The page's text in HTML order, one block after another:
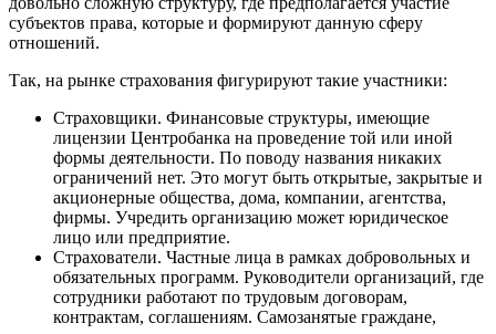
субъектов права, которые и формируют данную сферу
отношений.
Так, на рынке страхования фигурируют такие участники:
Страховщики. Финансовые структуры, имеющие
лицензии Центробанка на проведение той или иной
формы деятельности. По поводу названия никаких
ограничений нет. Это могут быть открытые, закрытые и
акционерные общества, дома, компании, агентства,
фирмы. Учредить организацию может юридическое
лицо или предприятие.
Страхователи. Частные лица в рамках добровольных и
обязательных программ. Руководители организаций, где
сотрудники работают по трудовым договорам,
контрактам, соглашениям. Самозанятые граждане,